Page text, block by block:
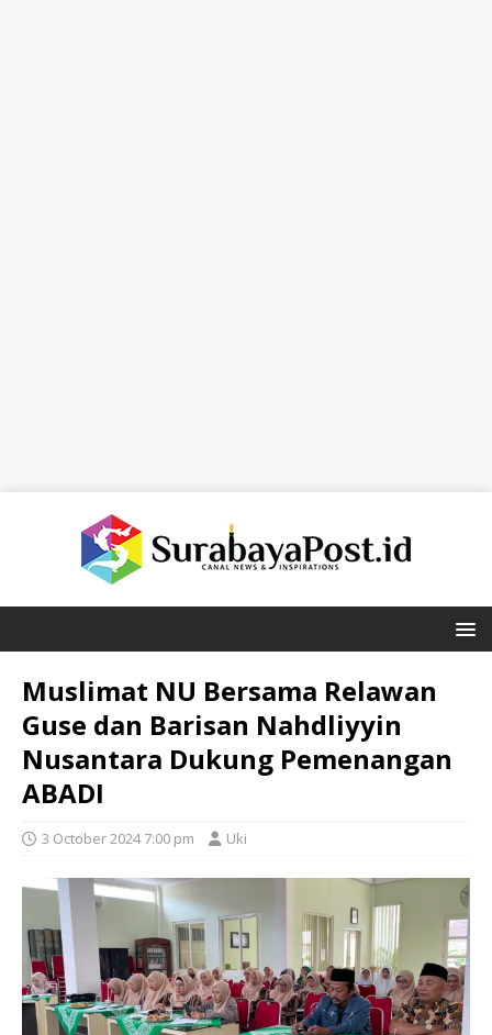
Muslimat NU Bersama Relawan
Guse dan Barisan Nahdliyyin
Nusantara Dukung Pemenangan
ABADI
3 October 2024 7:00 pm Uki